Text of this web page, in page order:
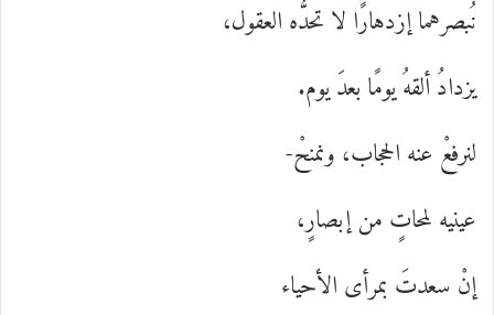
نُبصرهما إزدهارًا لا تحدُّه العقول،
يزدادُ ألقهُ يومًا بعدَ يوم.
لنرفعْ عنه الحجاب، ونمنحْ-
عينيه لمحاتٍ من إبصارٍ،
إنْ سعدتَ بمرأى الأحياء